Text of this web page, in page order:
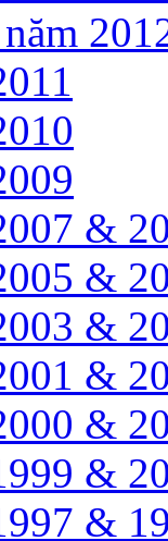
&
&
&
&
&
&
&